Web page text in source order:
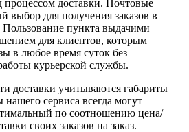
процессом доставки. Почтовые
выбор для получения заказов в
пункта выдачими
для клиентов, которым
в любое время суток без
курьерской службы.
доставки учитываются габариты
нашего сервиса всегда могут
по соотношению цена/
своих заказов на заказ.